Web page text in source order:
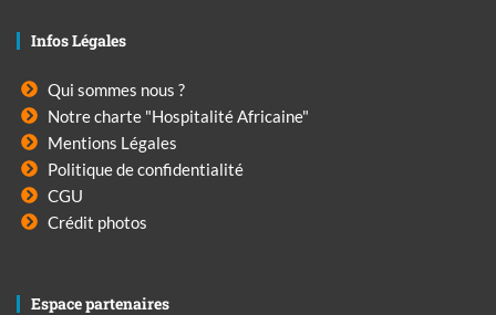
Infos Légales
Qui sommes nous ?
Notre charte "Hospitalité Africaine"
Mentions Légales
Politique de confidentialité
CGU
Crédit photos
Espace partenaires